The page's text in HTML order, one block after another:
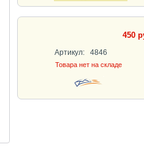
450
Артикул:
4846
Товара нет на складе